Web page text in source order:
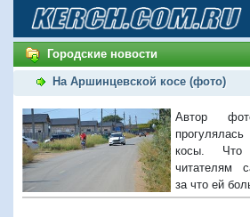
Городские новости
На Аршинцевской косе (фото)
Автор
косы. Что
читателям
за что ей